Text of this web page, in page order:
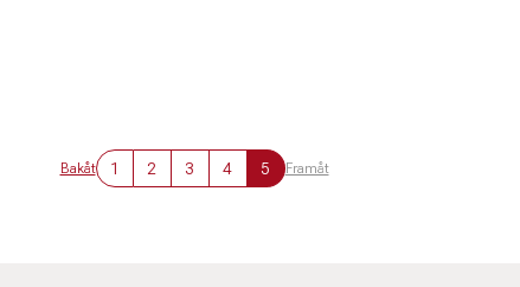
Bakåt 1 2 3 4 5 Framåt